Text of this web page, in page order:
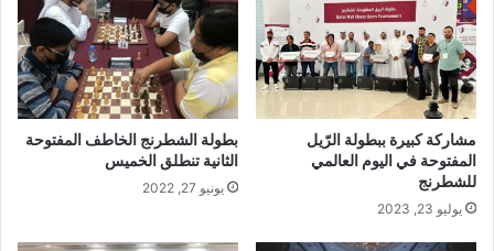
مشاركة كبيرة ببطولة الرّيل
المفتوحة في اليوم العالمي
للشطرنج
يوليو 23, 2023
بطولة الشطرنج الخاطف المفتوحة
الثانية تنطلق الخميس
يونيو 27, 2022